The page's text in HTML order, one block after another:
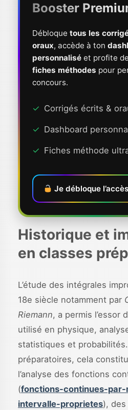
Booster
Débloque tous les
oraux, accède à ton
personnalisé et profite de
fiches méthodes pour
concours.
✓ Corrigés écrits &
✓ Dashboard
✓ Fiches méthode
Je débloque l’accès
Historique et
en classes
L’étude des intégrales
18e siècle notamment par
Riemann, a permis l’essor
utilisé en physique,
statistiques et
préparatoires, cela
l’analyse des fonctions
(fonctions-continues-par-
intervalle-proprietes), des